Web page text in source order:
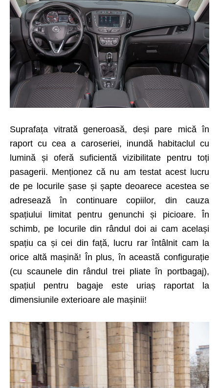
Suprafața vitrată generoasă, deși pare mică în
raport cu cea a caroseriei, inundă habitaclul cu
lumină și oferă suficientă vizibilitate pentru toți
pasagerii. Menționez că nu am testat acest lucru
de pe locurile șase și șapte deoarece acestea se
adresează în continuare copiilor, din cauza
spațiului limitat pentru genunchi și picioare. În
schimb, pe locurile din rândul doi ai cam același
spațiu ca și cei din față, lucru rar întâlnit cam la
orice altă mașină! În plus, în această configurație
(cu scaunele din rândul trei pliate în portbagaj),
spațiul pentru bagaje este uriaș raportat la
dimensiunile exterioare ale mașinii!